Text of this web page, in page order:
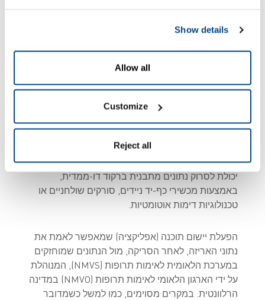
Show details
Allow all
Customize
Reject all
המתאימה.
במה זה כרוך, מבחינה
מעשית?
במילים פשוטות, סיטונאים ושותפים לוגיסטיים נדרשים
יכולת לסרוק נתונים מתבנית ברקוד דו-ממדית,
באמצעות מכשירי כף-יד ניידים, סורקים שולחניים או
טכנולוגיות דימות אוטומטיות.
הפעלת יישום תוכנה (אפליקציה) שמאפשר לאמת את
נתוני האריזה, לאחר הסריקה, מול הנתונים שמוחזקים
במערכת הלאומית לאימות תרופות (NMVS), המנוהלת
על ידי הארגון הלאומי לאימות תרופות (NMVO) במדינה
הרלוונטית. במקרים מסוימים, כמו למשל כשמדובר